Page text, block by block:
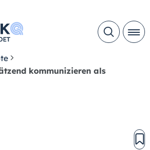
kommunizieren als